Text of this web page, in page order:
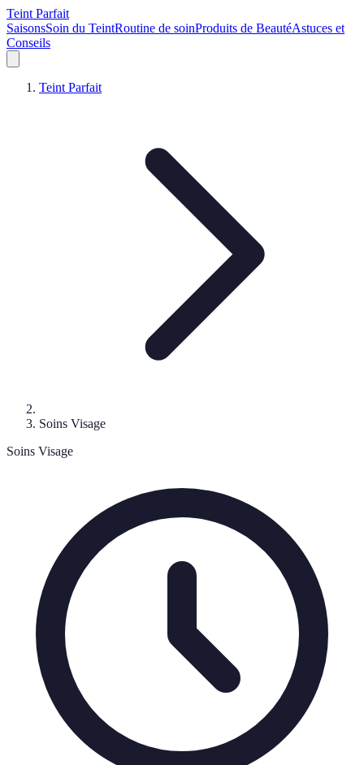
Teint Parfait
SaisonsSoin du TeintRoutine de soinProduits de BeautéAstuces et
Conseils
Teint Parfait
Soins Visage
Soins Visage